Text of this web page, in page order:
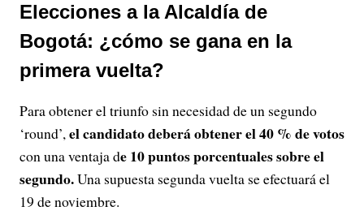
Elecciones a la Alcaldía de
Bogotá: ¿cómo se gana en la
primera vuelta?
Para obtener el triunfo sin necesidad de un segundo
‘round’,el candidato deberá obtener el 40 % de votos
con una ventaja de 10 puntos porcentuales sobre el
segundo.Una supuesta segunda vuelta se efectuará el
19 de noviembre.